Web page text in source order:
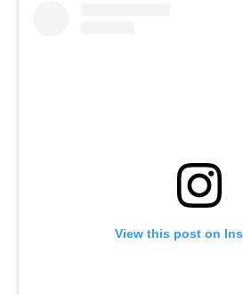
View this post on